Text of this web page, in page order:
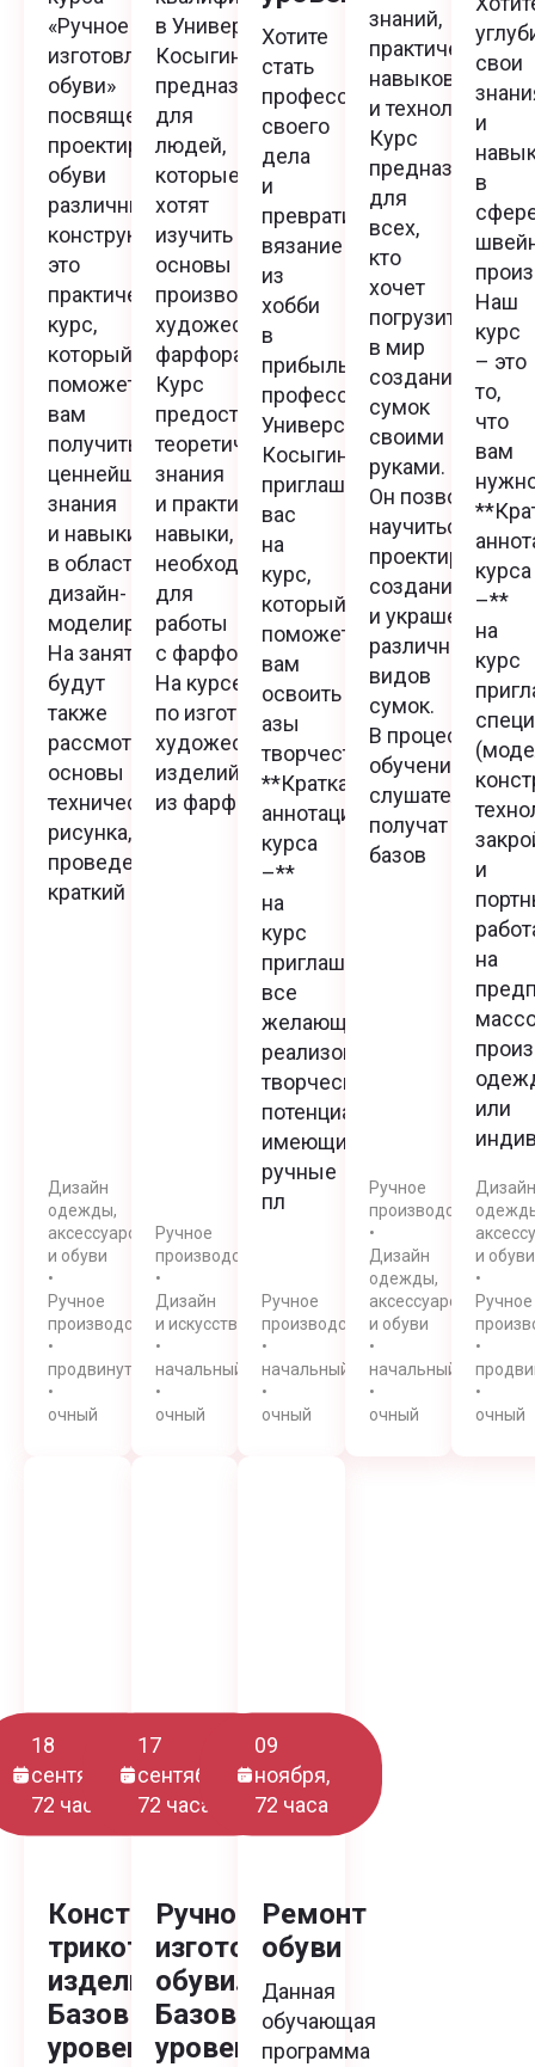
«Ручное
изготовление
обуви»
посвящен
проектированию
обуви
различных
конструкций —
это
практический
курс,
который
поможет
вам
получить
ценнейшие
знания
и навыки
в области
дизайн-
моделирования.
На занятиях
будут
также
рассмотрены
основы
технического
рисунка,
проведен
краткий
Дизайн
одежды,
аксессуаров
и обуви
•
Ручное
производство
•
продвинутый
•
очный
в Университете
Косыгина
предназначен
для
людей,
которые
хотят
изучить
основы
производства
художественного
фарфора.
Курс
предоставляет
теоретические
знания
и практические
навыки,
необходимые
для
работы
с фарфором.
На курсе
по изготовлению
художественных
изделий
из фарфора
Ручное
производство
•
Дизайн
и искусство
•
начальный
•
очный
Хотите
стать
профессионалом
своего
дела
и
превратить
вязание
из
хобби
в
прибыльную
профессию?
Университет
Косыгина
приглашает
вас
на
курс,
который
поможет
вам
освоить
азы
творчества!
**Краткая
аннотация
курса
–**
на
курс
приглашаются
все
желающие
реализовать
творческий
потенциал,
имеющие
ручные
пл
Ручное
производство
•
начальный
•
очный
знаний,
практических
навыков
и технологий.
Курс
предназначен
для
всех,
кто
хочет
погрузиться
в мир
создания
сумок
своими
руками.
Он позволяет
научиться
созданию
и украшению
различных
видов
сумок.
В процессе
обучения
слушатели
получат
базов
Ручное
производство
•
Дизайн
одежды,
аксессуаров
и обуви
•
начальный
•
очный
свои
и
в
Наш
курс
– это
то,
что
вам
курса
–**
на
курс
и
на
или
Дизайн
и обуви
•
Ручное
•
•
очный
18
сентября,
72 часа
Конструирование
трикотажных
изделий.
Базовый
уровень
17
сентября,
72 часа
Ручное
изготовление
обуви.
Базовый
уровень
09
ноября,
72 часа
Ремонт
обуви
Данная
обучающая
программа